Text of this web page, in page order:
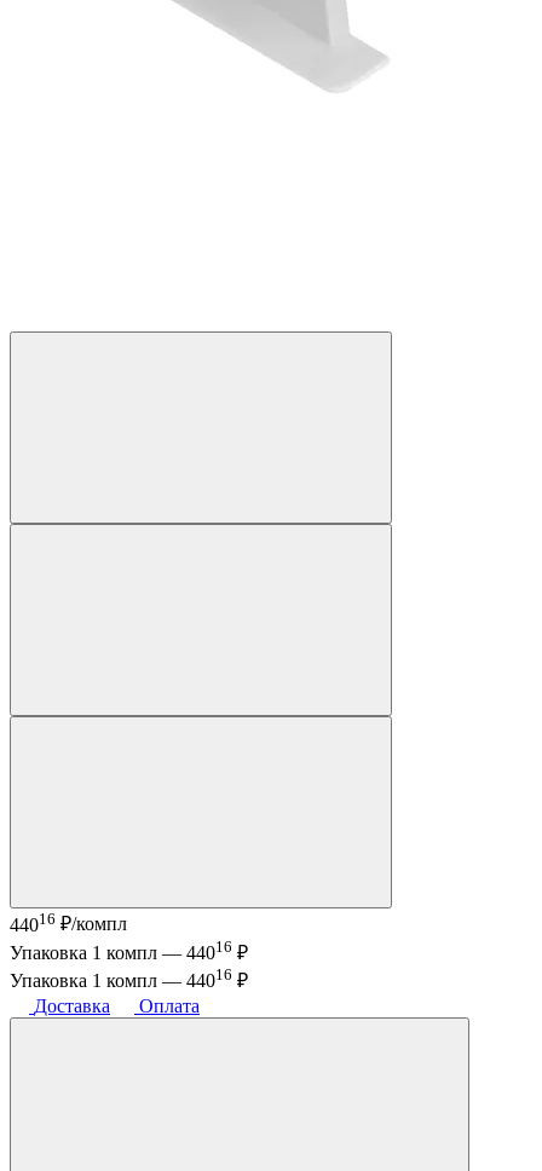
44016 ₽/компл
Упаковка 1 компл — 44016 ₽
Упаковка 1 компл — 44016 ₽
Доставка
Оплата